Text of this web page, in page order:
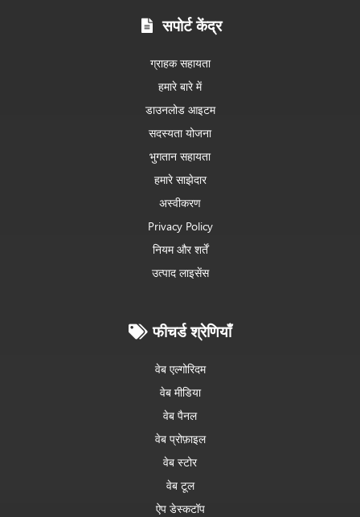
सपोर्ट केंद्र
ग्राहक सहायता
हमारे बारे में
डाउनलोड आइटम
सदस्यता योजना
भुगतान सहायता
हमारे साझेदार
अस्वीकरण
Privacy Policy
नियम और शर्तें
उत्पाद लाइसेंस
फीचर्ड श्रेणियाँ
वेब एल्गोरिदम
वेब मीडिया
वेब पैनल
वेब प्रोफ़ाइल
वेब स्टोर
वेब टूल
ऐप डेस्कटॉप